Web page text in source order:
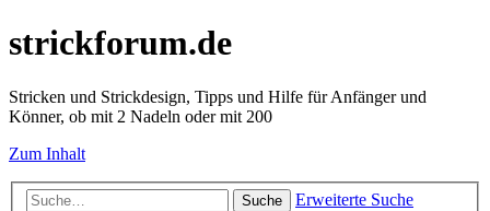
strickforum.de
Stricken und Strickdesign, Tipps und Hilfe für Anfänger und
Könner, ob mit 2 Nadeln oder mit 200
Zum Inhalt
Suche Erweiterte Suche